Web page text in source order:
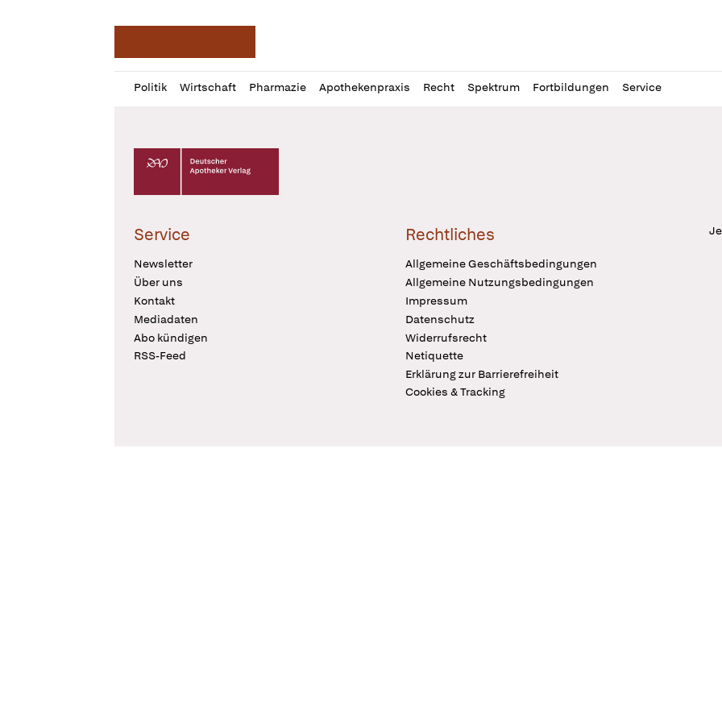
Politik Wirtschaft Pharmazie Apothekenpraxis Recht Spektrum Fortbildungen Service
Profil
öffnen
Daz
Pur
Deutscher Apotheker Verlag Logo
Service
Newsletter
Über uns
Kontakt
Mediadaten
Abo kündigen
RSS-Feed
Rechtliches
Allgemeine Geschäftsbedingungen
Allgemeine Nutzungsbedingungen
Impressum
Datenschutz
Widerrufsrecht
Netiquette
Erklärung zur Barrierefreiheit
Cookies & Tracking